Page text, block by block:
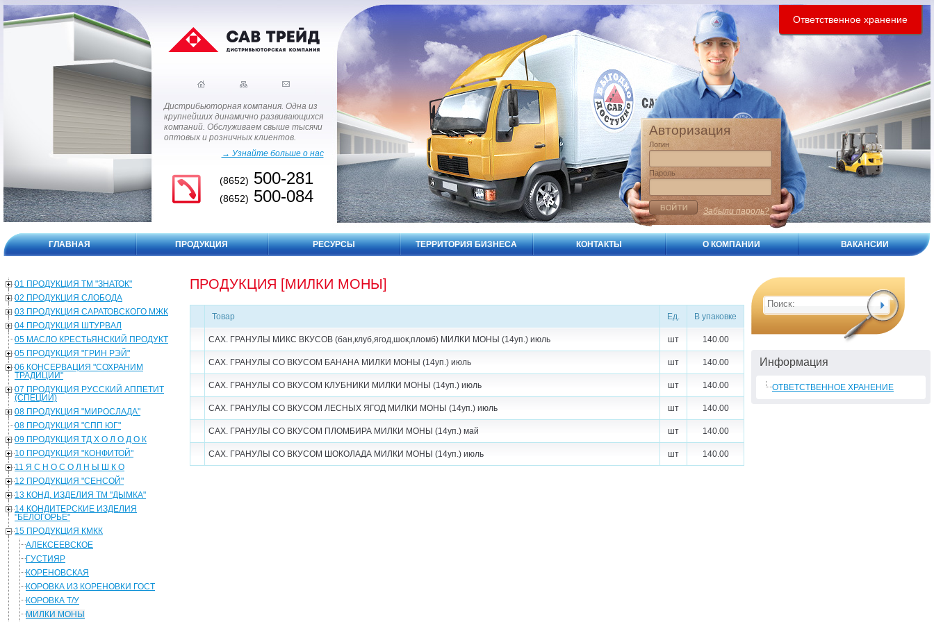
Дистрибьюторная компания. Одна из
крупнейших динамично развивающихся
компаний. Обслуживаем свыше тысячи
оптовых и розничных клиентов.
→ Узнайте больше о нас
(8652) 500-281
(8652) 500-084
Авторизация
Логин
Пароль
Забыли пароль?
Ответственное хранение
ГЛАВНАЯ ПРОДУКЦИЯ РЕСУРСЫ ТЕРРИТОРИЯ БИЗНЕСА КОНТАКТЫ О КОМПАНИИ ВАКАНСИИ
01 ПРОДУКЦИЯ ТМ "ЗНАТОК"
02 ПРОДУКЦИЯ СЛОБОДА
03 ПРОДУКЦИЯ САРАТОВСКОГО МЖК
04 ПРОДУКЦИЯ ШТУРВАЛ
05 МАСЛО КРЕСТЬЯНСКИЙ ПРОДУКТ
05 ПРОДУКЦИЯ "ГРИН РЭЙ"
06 КОНСЕРВАЦИЯ "СОХРАНИМ
ТРАДИЦИИ"
07 ПРОДУКЦИЯ РУССКИЙ АППЕТИТ
(СПЕЦИИ)
08 ПРОДУКЦИЯ "МИРОСЛАДА"
08 ПРОДУКЦИЯ "СПП ЮГ"
09 ПРОДУКЦИЯ ТД Х О Л О Д О К
10 ПРОДУКЦИЯ "КОНФИТОЙ"
11 Я С Н О С О Л Н Ы Ш К О
12 ПРОДУКЦИЯ "СЕНСОЙ"
13 КОНД. ИЗДЕЛИЯ ТМ "ДЫМКА"
14 КОНДИТЕРСКИЕ ИЗДЕЛИЯ
"БЕЛОГОРЬЕ"
15 ПРОДУКЦИЯ КМКК
АЛЕКСЕЕВСКОЕ
ГУСТИЯР
КОРЕНОВСКАЯ
КОРОВКА ИЗ КОРЕНОВКИ ГОСТ
КОРОВКА Т/У
МИЛКИ МОНЫ
ПРОДУКЦИЯ [МИЛКИ МОНЫ]
Товар Ед. В упаковке
САХ. ГРАНУЛЫ МИКС ВКУСОВ (бан,клуб,ягод,шок,пломб) МИЛКИ МОНЫ (14уп.) июль шт 140.00
САХ. ГРАНУЛЫ СО ВКУСОМ БАНАНА МИЛКИ МОНЫ (14уп.) июль шт 140.00
САХ. ГРАНУЛЫ СО ВКУСОМ КЛУБНИКИ МИЛКИ МОНЫ (14уп.) июль шт 140.00
САХ. ГРАНУЛЫ СО ВКУСОМ ЛЕСНЫХ ЯГОД МИЛКИ МОНЫ (14уп.) июль шт 140.00
САХ. ГРАНУЛЫ СО ВКУСОМ ПЛОМБИРА МИЛКИ МОНЫ (14уп.) май шт 140.00
САХ. ГРАНУЛЫ СО ВКУСОМ ШОКОЛАДА МИЛКИ МОНЫ (14уп.) июль шт 140.00
Информация
ОТВЕТСТВЕННОЕ ХРАНЕНИЕ